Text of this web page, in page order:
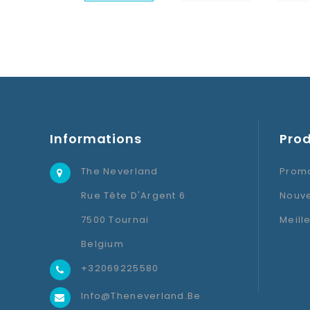
Informations
The Neverland
Rue Tête D'Argent 6
7500 Tournai
Belgium
+32069225580
Info@theneverland.be